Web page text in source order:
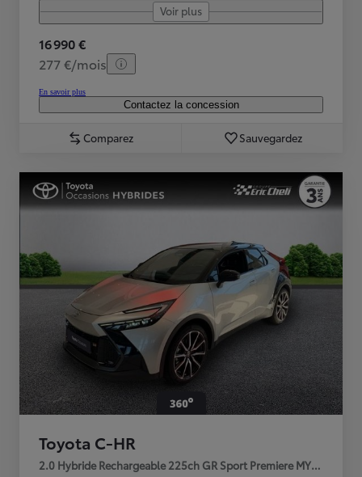
Voir plus
16 990 €
277 €/mois
En savoir plus
Contactez la concession
Comparez Sauvegardez
Toyota C-HR
2.0 Hybride Rechargeable 225ch GR Sport Premiere MY25